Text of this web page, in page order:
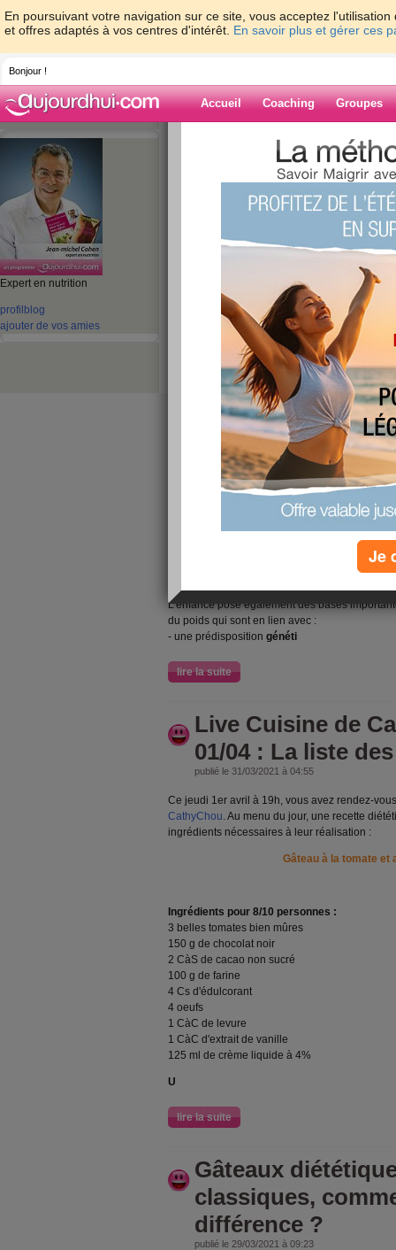
En poursuivant votre navigation sur ce site, vous acceptez
et offres adaptés à vos centres d'intérêt. En savoir plus et gérer ces
Bonjour !
Accueil Coaching Groupes
Expert en nutrition
profil blog
ajouter de vos amies
> jeanmichelcohen
Blog de
231 - 240 de 1755
11 - 20 21 - 30 31 - 40 41 - 50
51 -
121 - 130131 - 140 141 - 150 151 - 160
‹ Préc. 21 22 23 24 25 26
L’évolution de
pourquoi les
publié le 06/04/2021 à 08:58
En matière de poids et encore plus de perte
et les femmes ne sont pas à égalité. Je vous
qui se passe à différentes étapes de la vie afin
Naturellement, l'enfant sait dire qu'il n'a plus
L'enfance pose également des bases
du poids qui sont en lien avec :
- une prédisposition généti
lire la suite
Live Cuisine de
01/04 : La liste
publié le 31/03/2021 à 04:55
Ce jeudi 1er avril à 19h, vous avez rendez-
CathyChou. Au menu du jour, une recette
ingrédients nécessaires à leur réalisation :
Gâteau à la tomate et
Ingrédients pour 8/10 personnes :
3 belles tomates bien mûres
150 g de chocolat noir
2 CàS de cacao non sucré
100 g de farine
4 Cs d'édulcorant
4 oeufs
1 CàC de levure
1 CàC d'extrait de vanille
125 ml de crème liquide à 4%
U
lire la suite
Gâteaux
classiques,
différence ?
publié le 29/03/2021 à 09:23
Je